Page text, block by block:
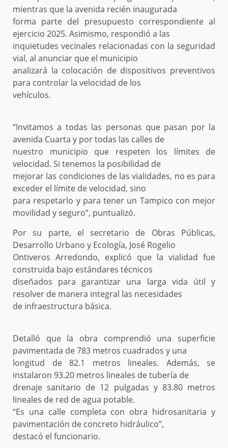
mientras que la avenida recién inaugurada
forma parte del presupuesto correspondiente al
ejercicio 2025. Asimismo, respondió a las
inquietudes vecinales relacionadas con la seguridad
vial, al anunciar que el municipio
analizará la colocación de dispositivos preventivos
para controlar la velocidad de los
vehículos.
“Invitamos a todas las personas que pasan por la
avenida Cuarta y por todas las calles de
nuestro municipio que respeten los límites de
velocidad. Si tenemos la posibilidad de
mejorar las condiciones de las vialidades, no es para
exceder el límite de velocidad, sino
para respetarlo y para tener un Tampico con mejor
movilidad y seguro”, puntualizó.
Por su parte, el secretario de Obras Públicas,
Desarrollo Urbano y Ecología, José Rogelio
Ontiveros Arredondo, explicó que la vialidad fue
construida bajo estándares técnicos
diseñados para garantizar una larga vida útil y
resolver de manera integral las necesidades
de infraestructura básica.
Detalló que la obra comprendió una superficie
pavimentada de 783 metros cuadrados y una
longitud de 82.1 metros lineales. Además, se
instalaron 93.20 metros lineales de tubería de
drenaje sanitario de 12 pulgadas y 83.80 metros
lineales de red de agua potable.
“Es una calle completa con obra hidrosanitaria y
pavimentación de concreto hidráulico”,
destacó el funcionario.